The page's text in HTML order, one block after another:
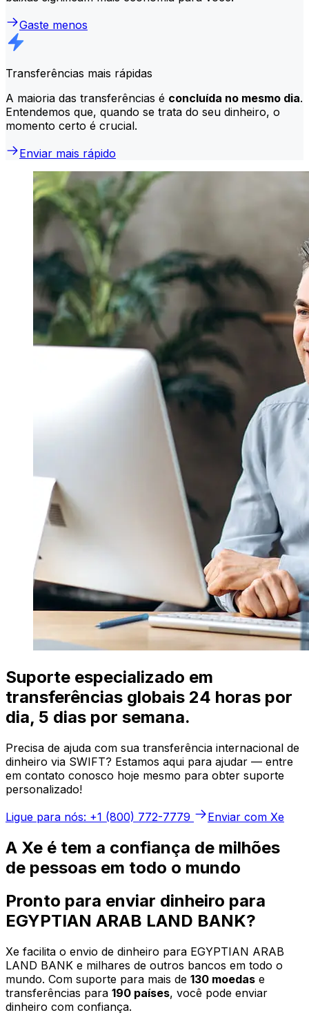
Gaste menos
Transferências mais rápidas
A maioria das transferências é concluída no mesmo dia.
Entendemos que, quando se trata do seu dinheiro, o
momento certo é crucial.
Enviar mais rápido
Suporte especializado em
transferências globais 24 horas por
dia, 5 dias por semana.
Precisa de ajuda com sua transferência internacional de
dinheiro via SWIFT? Estamos aqui para ajudar — entre
em contato conosco hoje mesmo para obter suporte
personalizado!
Ligue para nós: +1 (800) 772-7779
Enviar com Xe
A Xe é tem a confiança de milhões
de pessoas em todo o mundo
Pronto para enviar dinheiro para
EGYPTIAN ARAB LAND BANK?
Xe facilita o envio de dinheiro para EGYPTIAN ARAB
LAND BANK e milhares de outros bancos em todo o
mundo. Com suporte para mais de 130 moedas e
transferências para 190 países, você pode enviar
dinheiro com confiança.